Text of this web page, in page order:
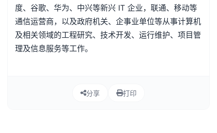
度、谷歌、华为、中兴等新兴 IT 企业，联通、移动等
通信运营商，以及政府机关、企事业单位等从事计算机
及相关领域的工程研究、技术开发、运行维护、项目管
理及信息服务等工作。
分享 打印